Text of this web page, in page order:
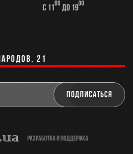
с 1100 до 1900
21
разработка и поддержка